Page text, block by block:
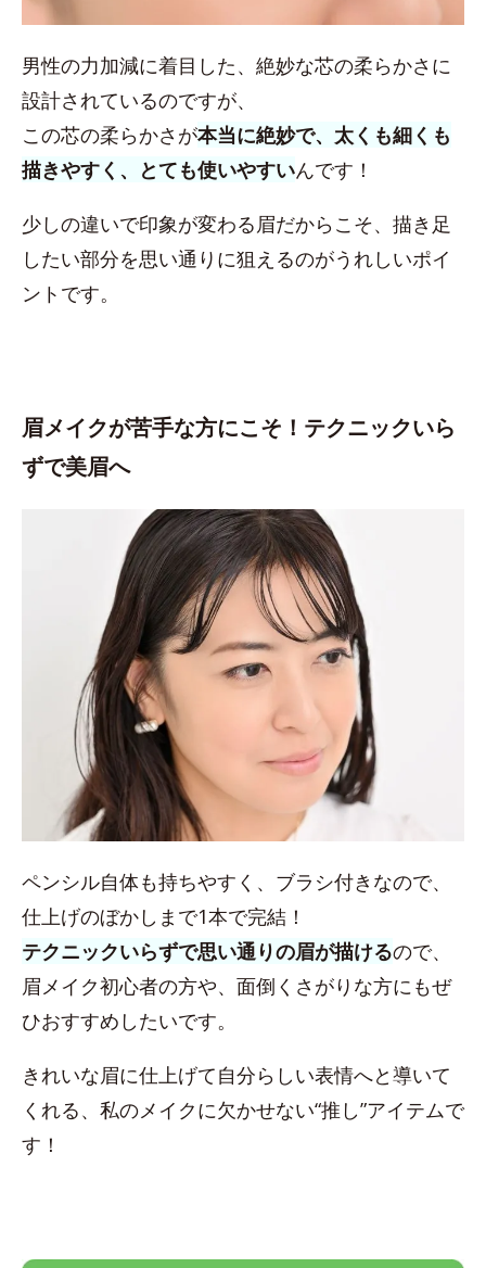
男性の力加減に着目した、絶妙な芯の柔らかさに
設計されているのですが、
この芯の柔らかさが本当に絶妙で、太くも細くも
描きやすく、とても使いやすいんです！
少しの違いで印象が変わる眉だからこそ、描き足
したい部分を思い通りに狙えるのがうれしいポイ
ントです。
眉メイクが苦手な方にこそ！テクニックいら
ずで美眉へ
ペンシル自体も持ちやすく、ブラシ付きなので、
仕上げのぼかしまで1本で完結！
テクニックいらずで思い通りの眉が描けるので、
眉メイク初心者の方や、面倒くさがりな方にもぜ
ひおすすめしたいです。
きれいな眉に仕上げて自分らしい表情へと導いて
くれる、私のメイクに欠かせない“推し”アイテムで
す！